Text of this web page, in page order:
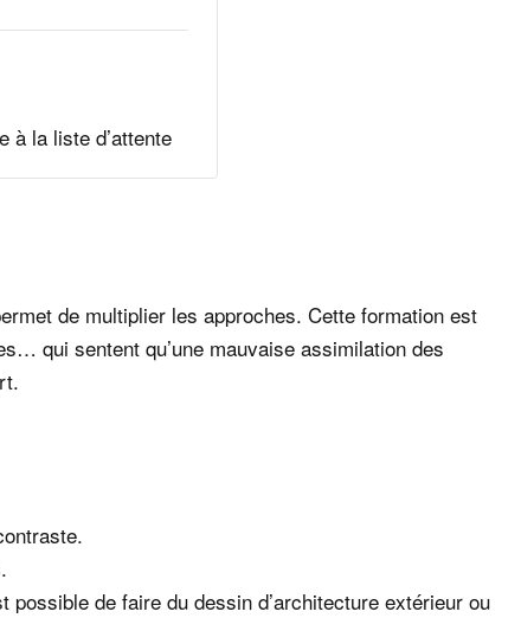
à la liste d’attente
de multiplier les approches. Cette formation est
qui sentent qu’une mauvaise assimilation des
de faire du dessin d’architecture extérieur ou